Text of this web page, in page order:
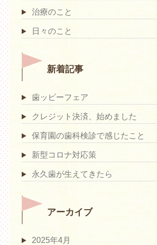
治療のこと
日々のこと
新着記事
歯ッピーフェア
クレジット決済、始めました
保育園の歯科検診で感じたこと
新型コロナ対応策
永久歯が生えてきたら
アーカイブ
2025年4月